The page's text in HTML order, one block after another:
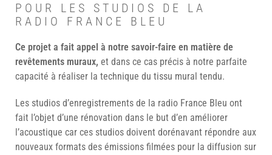
POUR LES STUDIOS DE LA
RADIO FRANCE BLEU
Ce projet a fait appel à notre savoir-faire en matière de
revêtements muraux, et dans ce cas précis à notre parfaite
capacité à réaliser la technique du tissu mural tendu.
Les studios d’enregistrements de la radio France Bleu ont
fait l’objet d’une rénovation dans le but d’en améliorer
l’acoustique car ces studios doivent dorénavant répondre aux
nouveaux formats des émissions filmées pour la diffusion sur